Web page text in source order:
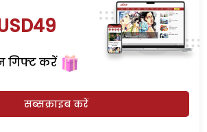
गिफ्ट करें
सब्सक्राइब करें